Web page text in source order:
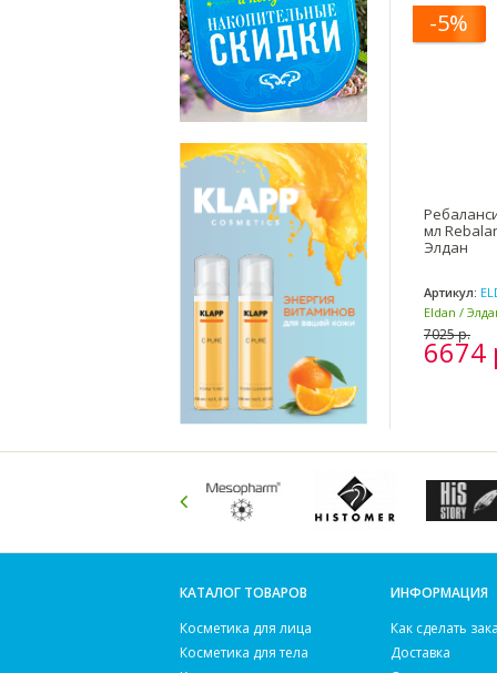
-5%
мл
Элдан
Артикул:
Eldan /
Италия)
7025 р.
6674
КАТАЛОГ ТОВАРОВ
Косметика для лица
Косметика для тела
ИНФОРМАЦИЯ
Как сделать
Доставка